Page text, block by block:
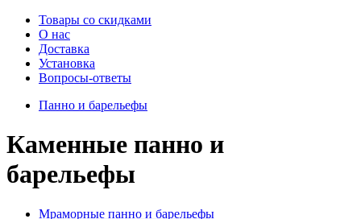
Товары со скидками
О нас
Доставка
Установка
Вопросы-ответы
Панно и барельефы
Каменные панно и
барельефы
Мраморные панно и барельефы